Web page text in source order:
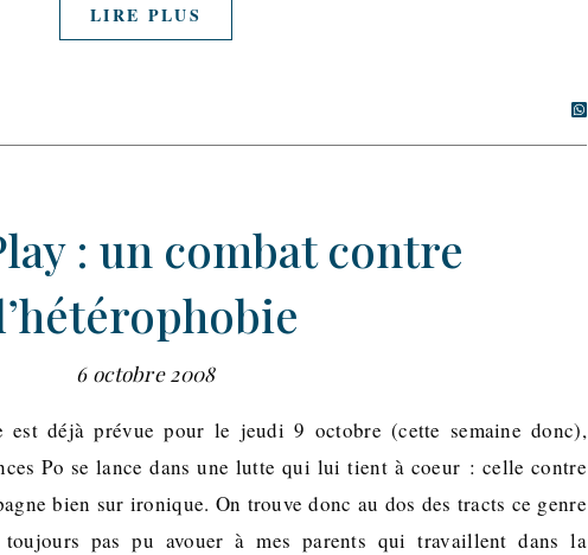
LIRE PLUS
: un combat contre
6 octobre 2008
déjà prévue pour le jeudi 9 octobre (cette semaine donc),
Po se lance dans une lutte qui lui tient à coeur : celle contre
bien sur ironique. On trouve donc au dos des tracts ce genre
pas pu avouer à mes parents qui travaillent dans la